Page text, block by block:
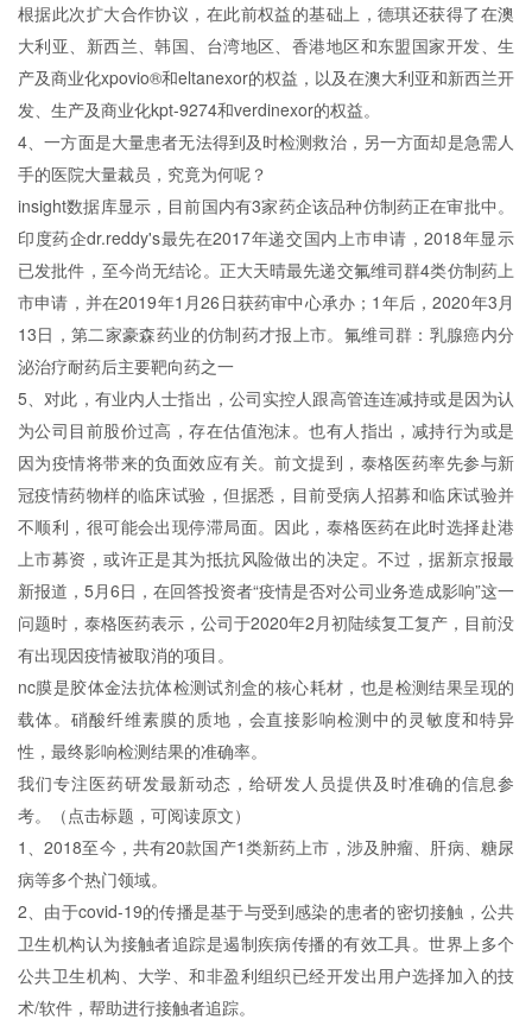
根据此次扩大合作协议，在此前权益的基础上，德琪还获得了在澳
大利亚、新西兰、韩国、台湾地区、香港地区和东盟国家开发、生
产及商业化xpovio®和eltanexor的权益，以及在澳大利亚和新西兰开
发、生产及商业化kpt-9274和verdinexor的权益。
4、一方面是大量患者无法得到及时检测救治，另一方面却是急需人
手的医院大量裁员，究竟为何呢？
insight数据库显示，目前国内有3家药企该品种仿制药正在审批中。
印度药企dr.reddy's最先在2017年递交国内上市申请，2018年显示
已发批件，至今尚无结论。正大天晴最先递交氟维司群4类仿制药上
市申请，并在2019年1月26日获药审中心承办；1年后，2020年3月
13日，第二家豪森药业的仿制药才报上市。氟维司群：乳腺癌内分
泌治疗耐药后主要靶向药之一
5、对此，有业内人士指出，公司实控人跟高管连连减持或是因为认
为公司目前股价过高，存在估值泡沫。也有人指出，减持行为或是
因为疫情将带来的负面效应有关。前文提到，泰格医药率先参与新
冠疫情药物样的临床试验，但据悉，目前受病人招募和临床试验并
不顺利，很可能会出现停滞局面。因此，泰格医药在此时选择赴港
上市募资，或许正是其为抵抗风险做出的决定。不过，据新京报最
新报道，5月6日，在回答投资者“疫情是否对公司业务造成影响”这一
问题时，泰格医药表示，公司于2020年2月初陆续复工复产，目前没
有出现因疫情被取消的项目。
nc膜是胶体金法抗体检测试剂盒的核心耗材，也是检测结果呈现的
载体。硝酸纤维素膜的质地，会直接影响检测中的灵敏度和特异
性，最终影响检测结果的准确率。
我们专注医药研发最新动态，给研发人员提供及时准确的信息参
考。（点击标题，可阅读原文）
1、2018至今，共有20款国产1类新药上市，涉及肿瘤、肝病、糖尿
病等多个热门领域。
2、由于covid-19的传播是基于与受到感染的患者的密切接触，公共
卫生机构认为接触者追踪是遏制疾病传播的有效工具。世界上多个
公共卫生机构、大学、和非盈利组织已经开发出用户选择加入的技
术/软件，帮助进行接触者追踪。